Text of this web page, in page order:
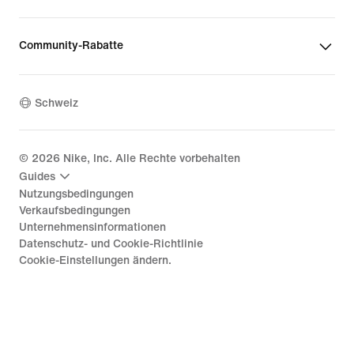
Community-Rabatte
Schweiz
© 2026 Nike, Inc. Alle Rechte vorbehalten
Guides
Nutzungsbedingungen
Verkaufsbedingungen
Unternehmensinformationen
Datenschutz- und Cookie-Richtlinie
Cookie-Einstellungen ändern.